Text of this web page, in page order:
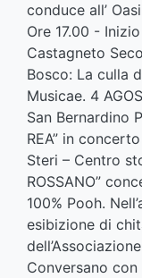
conduce all’
Ore 17.00 -
Castagneto
Bosco: La culla
Musicae. 4
San Bernardino
REA” in
Steri – Centro
ROSSANO”
100% Pooh.
esibizione di
Conversano